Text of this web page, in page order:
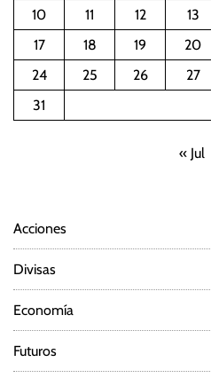
10
11 12 13
17
18 19 20
24
25 26 27
31
« Jul
Acciones
Divisas
Economía
Futuros